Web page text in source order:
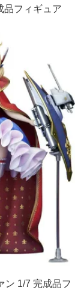
品フィギュア
ン 1/7 完成品フ